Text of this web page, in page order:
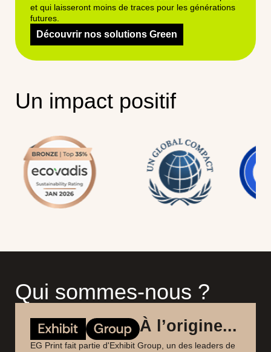
et qui laisseront moins de traces pour les générations
futures.
Découvrir nos solutions Green
Un impact positif
Qui sommes-nous ?
À l’origine...
EG Print fait partie d'Exhibit Group, un des leaders de